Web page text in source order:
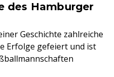
des Hamburger
Geschichte zahlreiche
Erfolge gefeiert und ist